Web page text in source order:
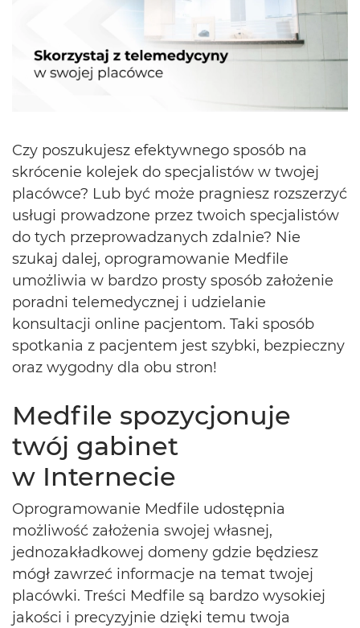
Czy poszukujesz efektywnego sposób na
skrócenie kolejek do specjalistów w twojej
placówce? Lub być może pragniesz rozszerzyć
usługi prowadzone przez twoich specjalistów
do tych przeprowadzanych zdalnie? Nie
szukaj dalej, oprogramowanie Medfile
umożliwia w bardzo prosty sposób założenie
poradni telemedycznej i udzielanie
konsultacji online pacjentom. Taki sposób
spotkania z pacjentem jest szybki, bezpieczny
oraz wygodny dla obu stron!
Medfile spozycjonuje
twój gabinet
w Internecie
Oprogramowanie Medfile udostępnia
możliwość założenia swojej własnej,
jednozakładkowej domeny gdzie będziesz
mógł zawrzeć informacje na temat twojej
placówki. Treści Medfile są bardzo wysokiej
jakości i precyzyjnie dzięki temu twoja